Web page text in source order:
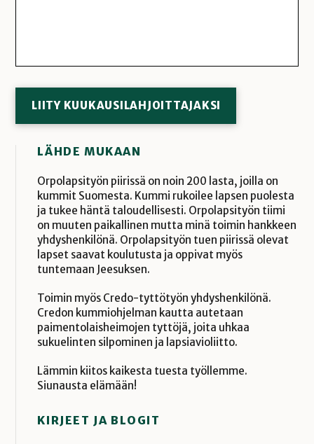
LIITY KUUKAUSILAHJOITTAJAKSI
LÄHDE MUKAAN
Orpolapsityön piirissä on noin 200 lasta, joilla on
kummit Suomesta. Kummi rukoilee lapsen puolesta
ja tukee häntä taloudellisesti. Orpolapsityön tiimi
on muuten paikallinen mutta minä toimin hankkeen
yhdyshenkilönä. Orpolapsityön tuen piirissä olevat
lapset saavat koulutusta ja oppivat myös
tuntemaan Jeesuksen.
Toimin myös Credo-tyttötyön yhdyshenkilönä.
Credon kummiohjelman kautta autetaan
paimentolaisheimojen tyttöjä, joita uhkaa
sukuelinten silpominen ja lapsiavioliitto.
Lämmin kiitos kaikesta tuesta työllemme.
Siunausta elämään!
KIRJEET JA BLOGIT